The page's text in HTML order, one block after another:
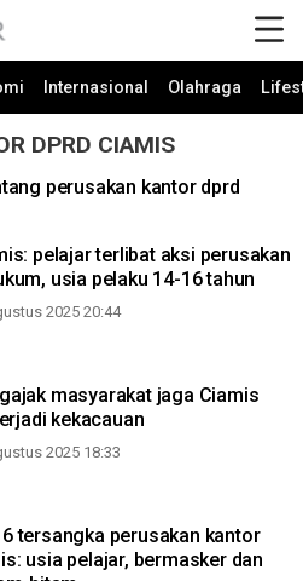
Internasional Olahraga
DPRD CIAMIS
perusakan kantor dprd
pelajar terlibat aksi perusakan
usia pelaku 14-16 tahun
2025 20:44
masyarakat jaga Ciamis
kekacauan
2025 18:33
tersangka perusakan kantor
usia pelajar, bermasker dan